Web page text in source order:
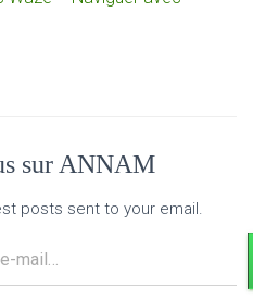
sur ANNAM
posts sent to your email.